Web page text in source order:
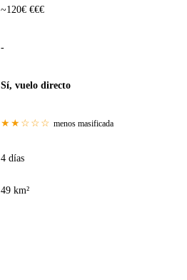
~120€ €€€
-
Sí, vuelo directo
★★☆☆☆ menos masificada
4 días
49 km²